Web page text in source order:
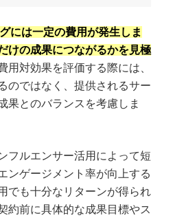
には一定の費用が発生しま
けの成果につながるかを見極
用対効果を評価する際には、
のではなく、提供されるサー
果とのバランスを考慮しま
フルエンサー活用によって短
ンゲージメント率が向上する
でも十分なリターンが得られ
約前に具体的な成果目標やス